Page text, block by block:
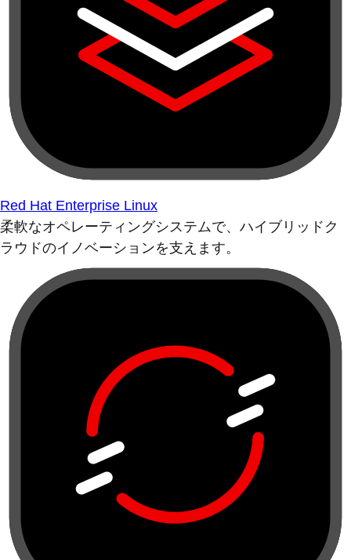
Red Hat Enterprise Linux
柔軟なオペレーティングシステムで、ハイブリッドク
ラウドのイノベーションを支えます。